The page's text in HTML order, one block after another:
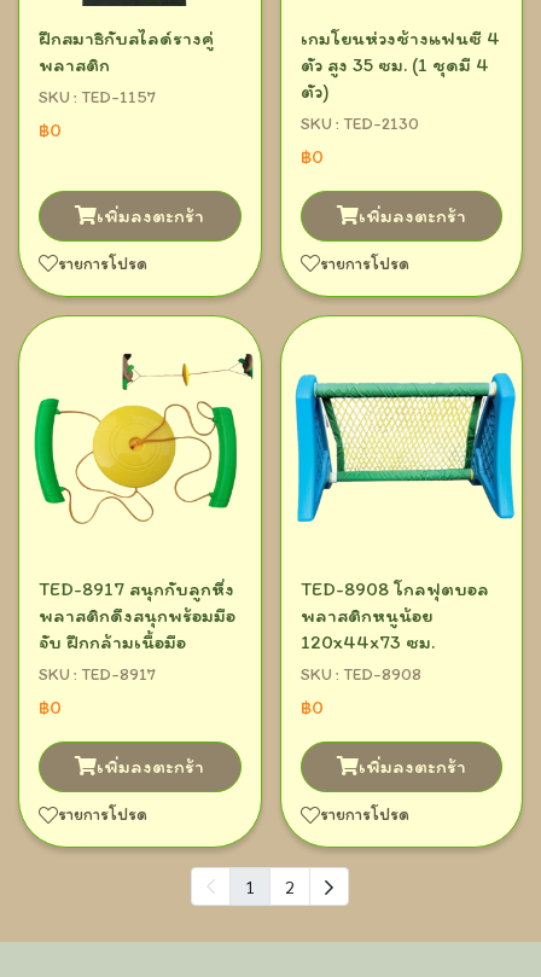
ฝึกสมาธิกับสไลด์รางคู่
พลาสติก
SKU : TED-1157
฿0
เพิ่มลงตะกร้า
รายการโปรด
เกมโยนห่วงช้างแฟนซี 4
ตัว สูง 35 ซม. (1 ชุดมี 4
ตัว)
SKU : TED-2130
฿0
เพิ่มลงตะกร้า
รายการโปรด
TED-8917 สนุกกับลูกหึ่ง
พลาสติกดึงสนุกพร้อมมือ
จับ ฝึกกล้ามเนื้อมือ
SKU : TED-8917
฿0
เพิ่มลงตะกร้า
รายการโปรด
TED-8908 โกลฟุตบอล
พลาสติกหนูน้อย
120x44x73 ซม.
SKU : TED-8908
฿0
เพิ่มลงตะกร้า
รายการโปรด
1 2